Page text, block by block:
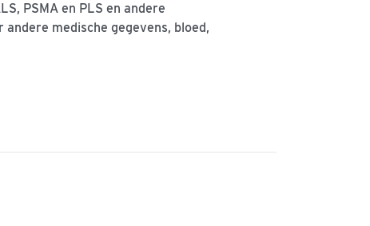
PSMA en PLS en andere
medische gegevens, bloed,